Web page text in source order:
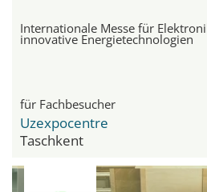
Internationale Messe für
innovative Energietechnologien
für Fachbesucher
Uzexpocentre
Taschkent